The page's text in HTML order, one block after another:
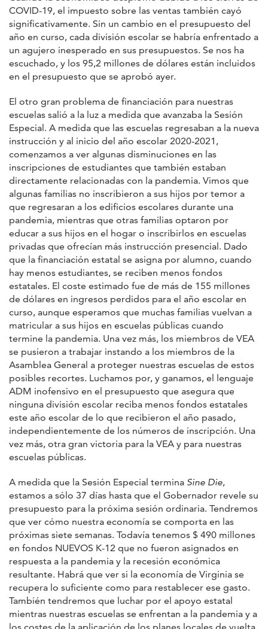
COVID-19, el impuesto sobre las ventas también cayó
significativamente. Sin un cambio en el presupuesto del
año en curso, cada división escolar se habría enfrentado a
un agujero inesperado en sus presupuestos. Se nos ha
escuchado, y los 95,2 millones de dólares están incluidos
en el presupuesto que se aprobó ayer.
El otro gran problema de financiación para nuestras
escuelas salió a la luz a medida que avanzaba la Sesión
Especial. A medida que las escuelas regresaban a la nueva
instrucción y al inicio del año escolar 2020-2021,
comenzamos a ver algunas disminuciones en las
inscripciones de estudiantes que también estaban
directamente relacionadas con la pandemia. Vimos que
algunas familias no inscribieron a sus hijos por temor a
que regresaran a los edificios escolares durante una
pandemia, mientras que otras familias optaron por
educar a sus hijos en el hogar o inscribirlos en escuelas
privadas que ofrecían más instrucción presencial. Dado
que la financiación estatal se asigna por alumno, cuando
hay menos estudiantes, se reciben menos fondos
estatales. El coste estimado fue de más de 155 millones
de dólares en ingresos perdidos para el año escolar en
curso, aunque esperamos que muchas familias vuelvan a
matricular a sus hijos en escuelas públicas cuando
termine la pandemia. Una vez más, los miembros de VEA
se pusieron a trabajar instando a los miembros de la
Asamblea General a proteger nuestras escuelas de estos
posibles recortes. Luchamos por, y ganamos, el lenguaje
ADM inofensivo en el presupuesto que asegura que
ninguna división escolar reciba menos fondos estatales
este año escolar de lo que recibieron el año pasado,
independientemente de los números de inscripción. Una
vez más, otra gran victoria para la VEA y para nuestras
escuelas públicas.
A medida que la Sesión Especial termina Sine Die,
estamos a sólo 37 días hasta que el Gobernador revele su
presupuesto para la próxima sesión ordinaria. Tendremos
que ver cómo nuestra economía se comporta en las
próximas siete semanas. Todavía tenemos $ 490 millones
en fondos NUEVOS K-12 que no fueron asignados en
respuesta a la pandemia y la recesión económica
resultante. Habrá que ver si la economía de Virginia se
recupera lo suficiente como para restablecer ese gasto.
También tendremos que luchar por el apoyo estatal
mientras nuestras escuelas se enfrentan a la pandemia y a
los costes de la aplicación de los planes locales de vuelta